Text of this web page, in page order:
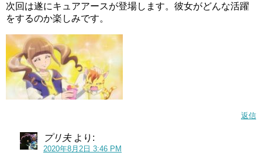
次回は遂にキュアアースが登場します。彼女がどんな活躍
をするのか楽しみです。
返信
プリ夫 より:
2020年8月2日 3:46 PM